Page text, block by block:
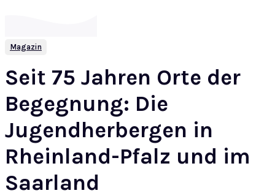
Magazin
Seit 75 Jahren Orte der
Begegnung: Die
Jugendherbergen in
Rheinland-Pfalz und im
Saarland